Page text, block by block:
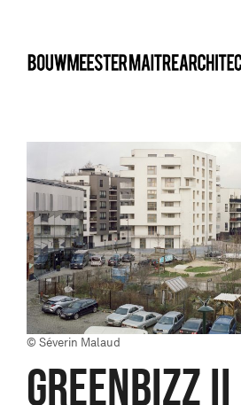
bma
© Séverin Malaud
GREENBIZZ II